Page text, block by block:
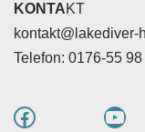
KONTAKT
kontakt@lakediver-
Telefon: 0176-55